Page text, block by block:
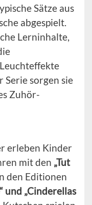
Sätze aus
abgespielt.
Lerninhalte,
Serie sorgen sie
Zuhör-
erleben Kinder
mit den „Tut
den Editionen
und „Cinderellas